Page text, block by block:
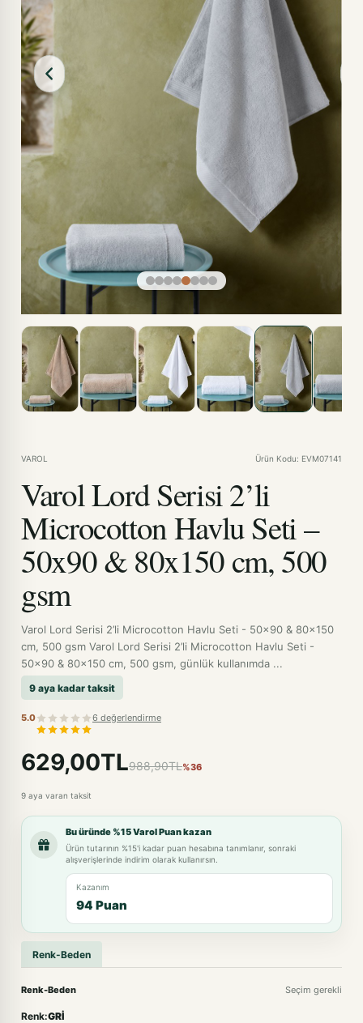
VAROL Ürün Kodu: EVM07141
Varol Lord Serisi 2’li
Microcotton Havlu Seti –
50x90 & 80x150 cm, 500
gsm
Varol Lord Serisi 2’li Microcotton Havlu Seti - 50x90 & 80x150
cm, 500 gsm Varol Lord Serisi 2’li Microcotton Havlu Seti -
50x90 & 80x150 cm, 500 gsm, günlük kullanımda ...
9 aya kadar taksit
5.0 6 değerlendirme
629,00TL988,90TL%36
9 aya varan taksit
Bu üründe %15 Varol Puan kazan
Ürün tutarının %15'i kadar puan hesabına tanımlanır, sonraki
alışverişlerinde indirim olarak kullanırsın.
Kazanım
94 Puan
Renk-Beden
Renk-Beden Seçim gerekli
Renk:GRİ